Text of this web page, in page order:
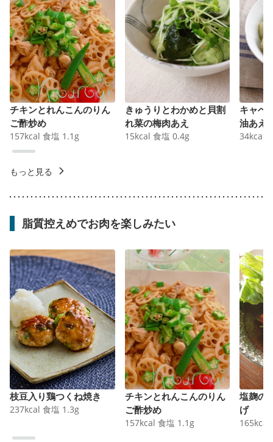
チキンとれんこんのりん
ご酢炒め
157kcal 食塩 1.1 g
きゅうりとわかめと貝割
れ菜の梅肉あえ
15kcal 食塩 0.4g
キャベ
油あえ
34kcal
もっと見る
脂質控えめでお肉を楽しみたい
枝豆入り鶏つくね焼き
237kcal 食塩 1.3g
チキンとれんこんのりん
ご酢炒め
157kcal 食塩 1.1 g
塩麹の
げ
165kcal